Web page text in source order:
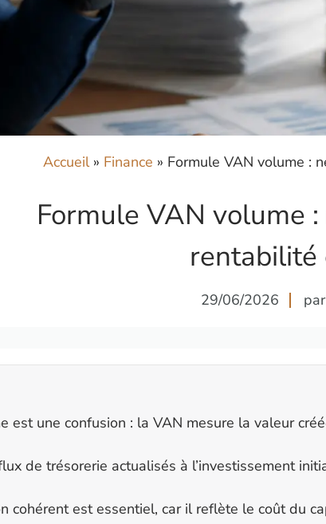
Accueil» Finance » Formule VAN volume :
Formule VAN volume
rentabilité
29/06/2026
est une confusion : la VAN mesure la valeur
de trésorerie actualisés à l’investissement
cohérent est essentiel, car il reflète le coût du